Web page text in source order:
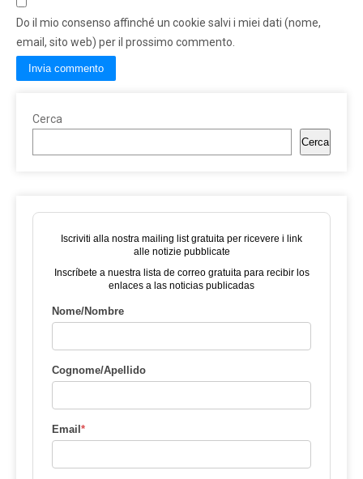
Do il mio consenso affinché un cookie salvi i miei dati (nome,
email, sito web) per il prossimo commento.
Cerca
Cerca
Iscriviti alla nostra mailing list gratuita per ricevere i link
alle notizie pubblicate
Inscríbete a nuestra lista de correo gratuita para recibir los
enlaces a las noticias publicadas
Nome/Nombre
Cognome/Apellido
Email*